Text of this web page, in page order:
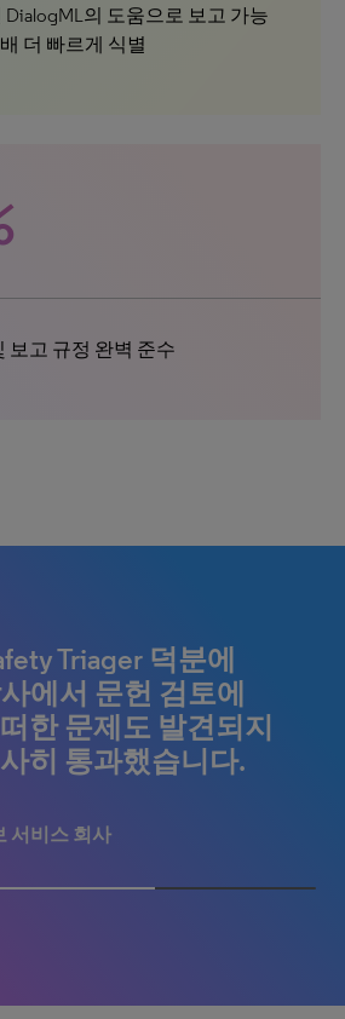
의 도움으로 보고 가능
더 빠르게 식별
보고 규정 완벽 준수
Triager는 마차에
켓으로 바뀐 것 같
가져왔습니다.
임자
약회사
오류 없이 작동하고
과를 제공한 소프트
제품이 처음입니
리 책임자
50대 제약사
Triager 덕분에
에서 문헌 검토에
한 문제도 발견되지
히 통과했습니다.
서비스 회사
유능하고 유연하며
뛰어난 벤더를 경험
없습니다.
서비스 회사